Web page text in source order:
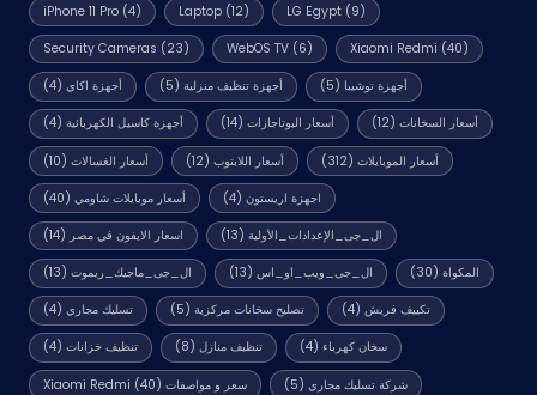
iPhone 11 Pro (4) Laptop(12) LG Egypt(9)
Security Cameras (23) WebOS TV(6) Xiaomi Redmi (40)
أجهزة اكاي(4) أجهزة تنظيف منزلية (5) أجهزة توشيبا (5)
أجهزة كاسيل الكهربائية(4) أسعار البوتاجازات (14) أسعار السخانات (12)
أسعار الغسالات(10) أسعار اللابتوب (12) أسعار الموبايلات (312)
أسعار موبايلات شاومي(40) اجهزة اريستون (4)
اسعار الايفون في مصر (14) ال_جى_الإعدادات_الأولية (13)
ال_جى_ماجيك_ريموت(13) ال_جى_ويب_او_اس (13) المكواة (30)
تسليك مجاري(4) تصليح سخانات مركزية (5) تكييف فريش (4)
تنظيف خزانات(4) تنظيف منازل (8) سخان كهرباء (4)
سعر و مواصفات Xiaomi Redmi (40) شركة تسليك مجاري (5)